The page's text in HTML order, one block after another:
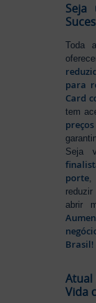
Seja
Toda
para
Card
tem
Seja
porte,
abrir
Brasil!
Atual
Vida